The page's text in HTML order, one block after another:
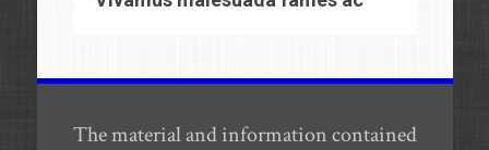
The material and information contained